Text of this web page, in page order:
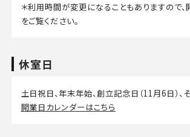
＊利用時間が変更になることもありますので、
をご覧ください。
休室日
土日祝日、年末年始、創立記念日（11月6日）、
開業日カレンダーはこちら